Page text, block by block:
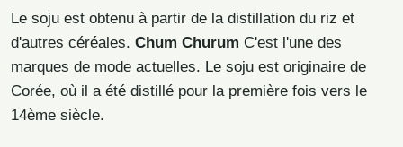
Le soju est obtenu à partir de la distillation du riz et
d'autres céréales. Chum Churum C'est l'une des
marques de mode actuelles. Le soju est originaire de
Corée, où il a été distillé pour la première fois vers le
14ème siècle.